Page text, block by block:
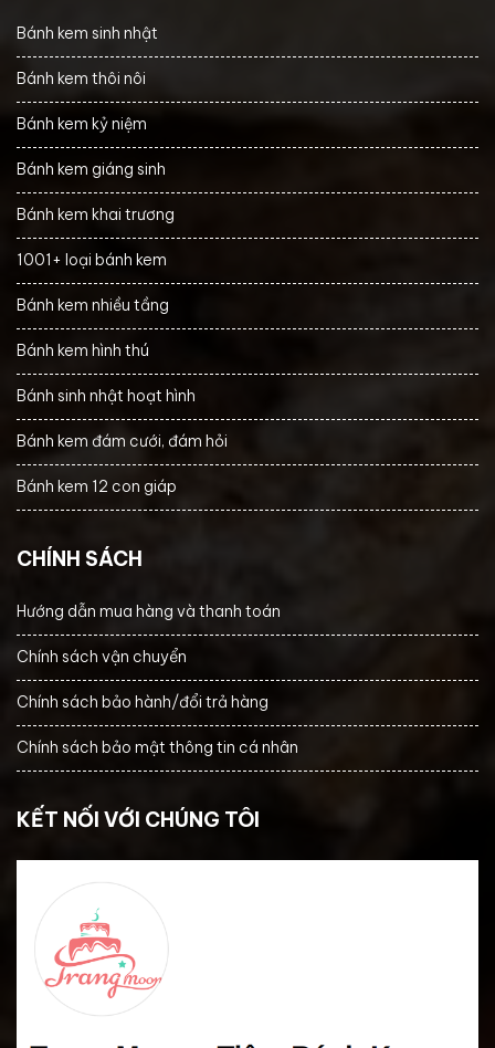
Bánh kem sinh nhật
Bánh kem thôi nôi
Bánh kem kỷ niệm
Bánh kem giáng sinh
Bánh kem khai trương
1001+ loại bánh kem
Bánh kem nhiều tầng
Bánh kem hình thú
Bánh sinh nhật hoạt hình
Bánh kem đám cưới, đám hỏi
Bánh kem 12 con giáp
CHÍNH SÁCH
Hướng dẫn mua hàng và thanh toán
Chính sách vận chuyển
Chính sách bảo hành/đổi trả hàng
Chính sách bảo mật thông tin cá nhân
KẾT NỐI VỚI CHÚNG TÔI